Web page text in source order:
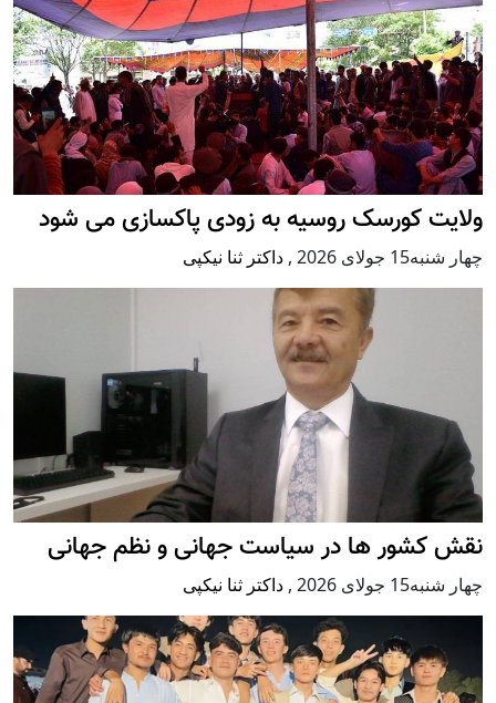
ولایت کورسک روسیه به زودی پاکسازی می شود
چهار شنبه15 جولای 2026 , داکتر ثنا نیکپی
نقش کشور ها در سیاست جهانی و نظم جهانی
چهار شنبه15 جولای 2026 , داکتر ثنا نیکپی